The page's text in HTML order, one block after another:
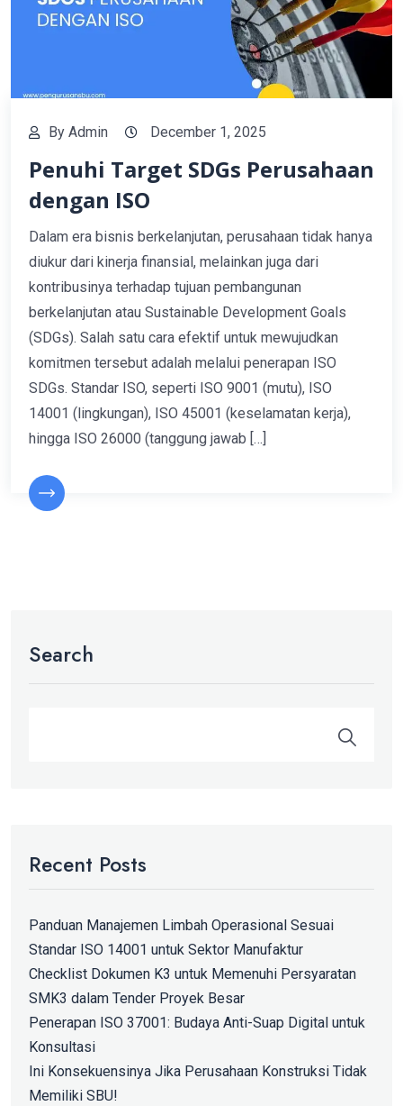
By Admin December 1, 2025
Penuhi Target SDGs Perusahaan
dengan ISO
Dalam era bisnis berkelanjutan, perusahaan tidak hanya
diukur dari kinerja finansial, melainkan juga dari
kontribusinya terhadap tujuan pembangunan
berkelanjutan atau Sustainable Development Goals
(SDGs). Salah satu cara efektif untuk mewujudkan
komitmen tersebut adalah melalui penerapan ISO
SDGs. Standar ISO, seperti ISO 9001 (mutu), ISO
14001 (lingkungan), ISO 45001 (keselamatan kerja),
hingga ISO 26000 (tanggung jawab […]
Search
Recent Posts
Panduan Manajemen Limbah Operasional Sesuai
Standar ISO 14001 untuk Sektor Manufaktur
Checklist Dokumen K3 untuk Memenuhi Persyaratan
SMK3 dalam Tender Proyek Besar
Penerapan ISO 37001: Budaya Anti-Suap Digital untuk
Konsultasi
Ini Konsekuensinya Jika Perusahaan Konstruksi Tidak
Memiliki SBU!